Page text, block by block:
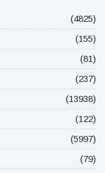
(4825)
(155)
(81)
(237)
(13938)
(122)
(5997)
(79)